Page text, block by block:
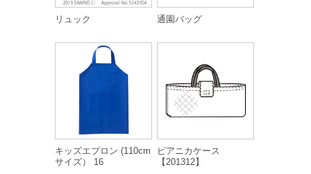
リュック 通園バッグ
キッズエプロン (110cm
サイズ） 16
ピアニカケース
【201312】